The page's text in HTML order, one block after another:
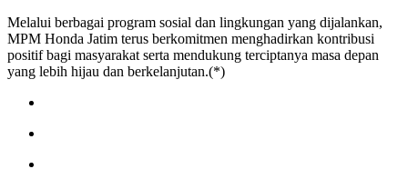
Melalui berbagai program sosial dan lingkungan yang dijalankan,
MPM Honda Jatim terus berkomitmen menghadirkan kontribusi
positif bagi masyarakat serta mendukung terciptanya masa depan
yang lebih hijau dan berkelanjutan.(*)